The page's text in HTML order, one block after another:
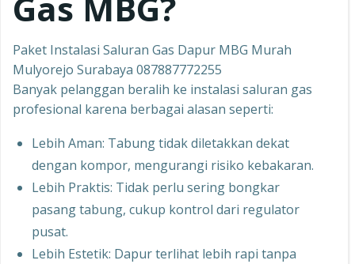
Paket Instalasi Saluran Gas Dapur MBG Murah
Mulyorejo Surabaya 087887772255
Banyak pelanggan beralih ke instalasi saluran gas
profesional karena berbagai alasan seperti:
Lebih Aman: Tabung tidak diletakkan dekat
dengan kompor, mengurangi risiko kebakaran.
Lebih Praktis: Tidak perlu sering bongkar
pasang tabung, cukup kontrol dari regulator
pusat.
Lebih Estetik: Dapur terlihat lebih rapi tanpa